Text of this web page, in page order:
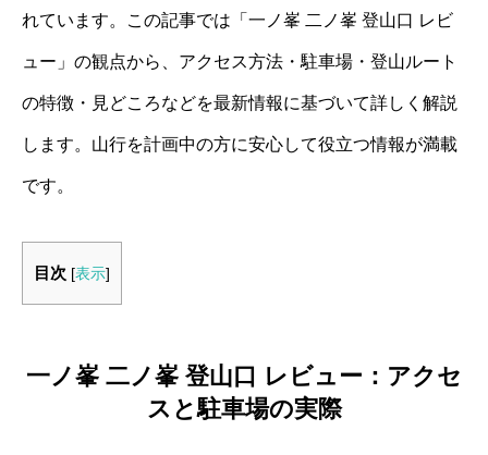
れています。この記事では「一ノ峯 二ノ峯 登山口 レビ
ュー」の観点から、アクセス方法・駐車場・登山ルート
の特徴・見どころなどを最新情報に基づいて詳しく解説
します。山行を計画中の方に安心して役立つ情報が満載
です。
目次 [表示]
一ノ峯 二ノ峯 登山口 レビュー：アクセ
スと駐車場の実際